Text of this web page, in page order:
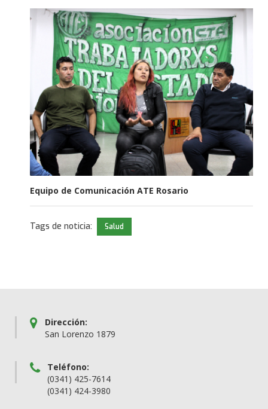
Equipo de Comunicación ATE Rosario
Tags de noticia: Salud
Dirección:
San Lorenzo 1879
Teléfono:
(0341) 425-7614
(0341) 424-3980